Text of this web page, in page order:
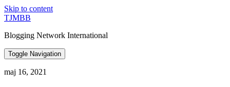
Skip to content
TJMBB
Blogging Network International
Toggle Navigation
maj 16, 2021